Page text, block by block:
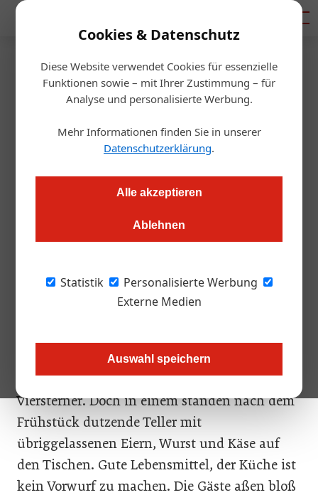
Cookies & Datenschutz
Diese Website verwendet Cookies für essenzielle
Funktionen sowie – mit Ihrer Zustimmung – für
Analyse und personalisierte Werbung.
Mehr Informationen finden Sie in unserer
Datenschutzerklärung.
Alle akzeptieren
Ablehnen
Statistik
Personalisierte Werbung
Externe Medien
Auswahl speichern
Startseite/Gastro & Hotel
Best Practice
CO₂ im Hotel reduzieren: Kleine
Schritte, große Wirkung
Was passiert, wenn Gäste in einem Hotel plötzlich keine
umgehen? Der Moserhof in Seeboden zeigt, wie es gehen
kann – und das ganz ohne erhobenen Zeigefinger.
Übernachtungen kurz hintereinander in zwei
Kärntner Hotels. Beide sind verdiente
Viersterner. Doch in einem standen nach dem
Frühstück dutzende Teller mit
übriggelassenen Eiern, Wurst und Käse auf
den Tischen. Gute Lebensmittel, der Küche ist
kein Vorwurf zu machen. Die Gäste aßen bloß